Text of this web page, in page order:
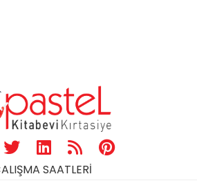
SAATLERİ